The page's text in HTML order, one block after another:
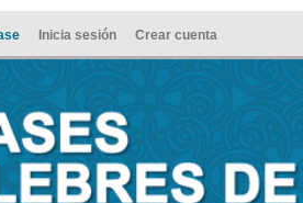
Inicia sesión Crear cuenta